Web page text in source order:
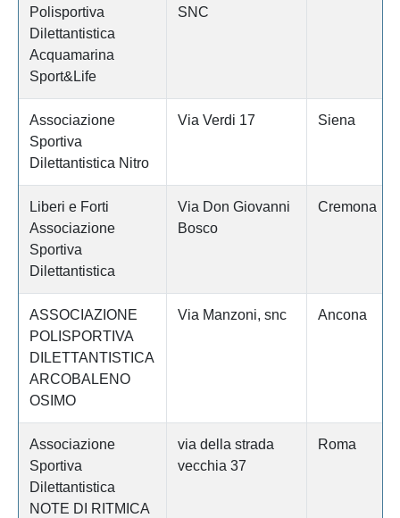
Polisportiva
Dilettantistica
Acquamarina
Sport&Life
SNC
Associazione
Sportiva
Dilettantistica Nitro
Via Verdi 17 Siena
Liberi e Forti
Associazione
Sportiva
Dilettantistica
Via Don Giovanni
Bosco
Cremona
ASSOCIAZIONE
POLISPORTIVA
DILETTANTISTICA
ARCOBALENO
OSIMO
Via Manzoni, snc Ancona
Associazione
Sportiva
Dilettantistica
NOTE DI RITMICA
via della strada
vecchia 37
Roma